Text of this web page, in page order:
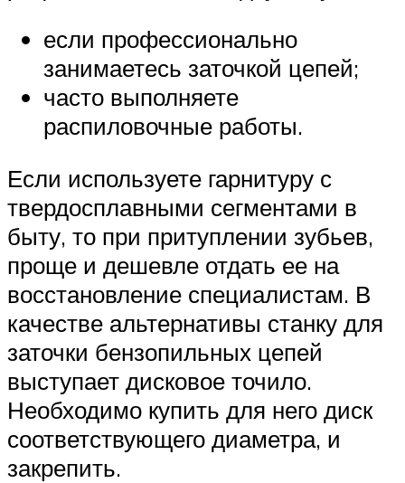
если профессионально
занимаетесь заточкой цепей;
часто выполняете
распиловочные работы.
Если используете гарнитуру с
твердосплавными сегментами в
быту, то при притуплении зубьев,
проще и дешевле отдать ее на
восстановление специалистам. В
качестве альтернативы станку для
заточки бензопильных цепей
выступает дисковое точило.
Необходимо купить для него диск
соответствующего диаметра, и
закрепить.